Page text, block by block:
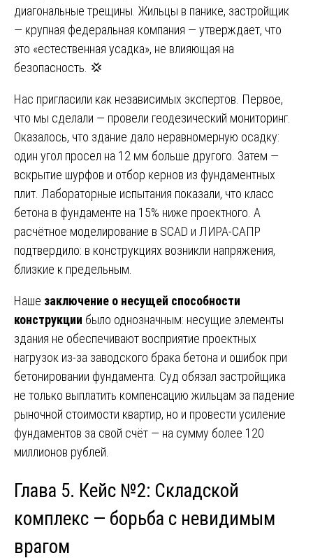
диагональные трещины. Жильцы в панике, застройщик
— крупная федеральная компания — утверждает, что
это «естественная усадка», не влияющая на
безопасность. 💢
Нас пригласили как независимых экспертов. Первое,
что мы сделали — провели геодезический мониторинг.
Оказалось, что здание дало неравномерную осадку:
один угол просел на 12 мм больше другого. Затем —
вскрытие шурфов и отбор кернов из фундаментных
плит. Лабораторные испытания показали, что класс
бетона в фундаменте на 15% ниже проектного. А
расчётное моделирование в SCAD и ЛИРА-САПР
подтвердило: в конструкциях возникли напряжения,
близкие к предельным.
Наше заключение о несущей способности
конструкции было однозначным: несущие элементы
здания не обеспечивают восприятие проектных
нагрузок из-за заводского брака бетона и ошибок при
бетонировании фундамента. Суд обязал застройщика
не только выплатить компенсацию жильцам за падение
рыночной стоимости квартир, но и провести усиление
фундаментов за свой счёт — на сумму более 120
миллионов рублей.
Глава 5. Кейс №2: Складской
комплекс — борьба с невидимым
врагом